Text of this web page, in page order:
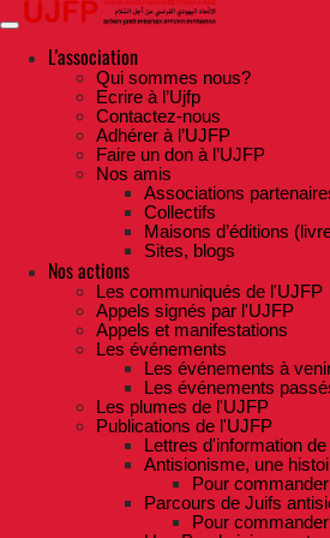
Skip
to
contentL'association
Qui sommes nous?
Ecrire à l’Ujfp
Contactez-nous
Adhérer à l’UJFP
Faire un don à l’UJFP
Nos amis
Associations
Collectifs
Maisons d’éditions
Sites, blogs
Nos actions
Les communiqués de l'UJFP
Appels signés par l'UJFP
Appels et manifestations
Les événements
Les événements à
Les événements
Les plumes de l'UJFP
Publications de l'UJFP
Lettres d'information
Antisionisme, une
Pour
Parcours de Juifs
Pour